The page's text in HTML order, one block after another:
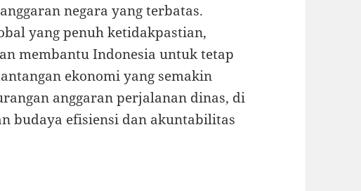
negara yang terbatas.
yang penuh ketidakpastian,
membantu Indonesia untuk tetap
ekonomi yang semakin
anggaran perjalanan dinas, di
budaya efisiensi dan akuntabilitas